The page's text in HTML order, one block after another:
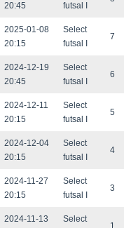
20:45
futsal I
2025-01-08
20:15
Select
futsal I
7
2024-12-19
20:45
Select
futsal I
6
2024-12-11
20:15
Select
futsal I
5
2024-12-04
20:15
Select
futsal I
4
2024-11-27
20:15
Select
futsal I
3
2024-11-13
Select